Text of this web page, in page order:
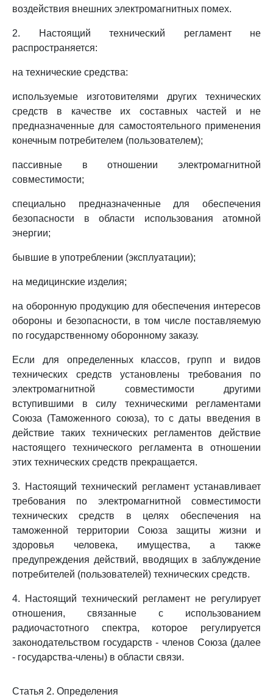
воздействия внешних электромагнитных помех.
2. Настоящий технический регламент не
распространяется:
на технические средства:
используемые изготовителями других технических
средств в качестве их составных частей и не
предназначенные для самостоятельного применения
конечным потребителем (пользователем);
пассивные в отношении электромагнитной
совместимости;
специально предназначенные для обеспечения
безопасности в области использования атомной
энергии;
бывшие в употреблении (эксплуатации);
на медицинские изделия;
на оборонную продукцию для обеспечения интересов
обороны и безопасности, в том числе поставляемую
по государственному оборонному заказу.
Если для определенных классов, групп и видов
технических средств установлены требования по
электромагнитной совместимости другими
вступившими в силу техническими регламентами
Союза (Таможенного союза), то с даты введения в
действие таких технических регламентов действие
настоящего технического регламента в отношении
этих технических средств прекращается.
3. Настоящий технический регламент устанавливает
требования по электромагнитной совместимости
технических средств в целях обеспечения на
таможенной территории Союза защиты жизни и
здоровья человека, имущества, а также
предупреждения действий, вводящих в заблуждение
потребителей (пользователей) технических средств.
4. Настоящий технический регламент не регулирует
отношения, связанные с использованием
радиочастотного спектра, которое регулируется
законодательством государств - членов Союза (далее
- государства-члены) в области связи.
Статья 2. Определения